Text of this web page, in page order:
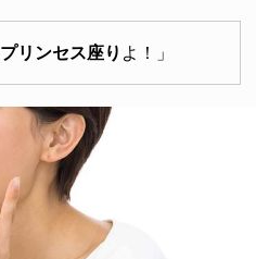
プリンセス座り よ！」